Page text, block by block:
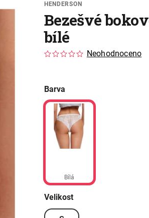
HENDERSON
Bezešvé
bílé
Neohodnoceno
Barva
Bílá
Velikost